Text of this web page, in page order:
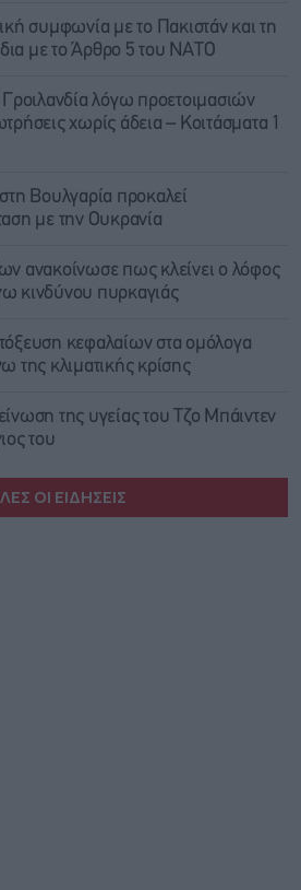
συμφωνία με το Πακιστάν και τη
με τo Άρθρο 5 του ΝΑΤΟ
λόγω προετοιμασιών
χωρίς άδεια – Κοιτάσματα 1
Βουλγαρία προκαλεί
με την Ουκρανία
ανακοίνωσε πως κλείνει ο λόφος
κινδύνου πυρκαγιάς
κεφαλαίων στα ομόλογα
της κλιματικής κρίσης
της υγείας του Τζο Μπάιντεν
του
ΟΙ ΕΙΔΗΣΕΙΣ